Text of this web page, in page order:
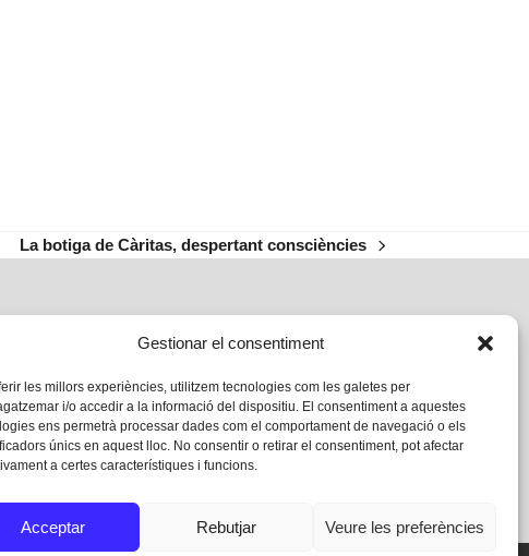
Gestionar el consentiment
les millors experiències, utilitzem tecnologies com les galetes per
i/o accedir a la informació del dispositiu. El consentiment a aquestes
ens permetrà processar dades com el comportament de navegació o els
únics en aquest lloc. No consentir o retirar el consentiment, pot afectar
a certes característiques i funcions.
Acceptar Rebutjar Veure les preferències
next
La botiga de Càritas, despertant consciències